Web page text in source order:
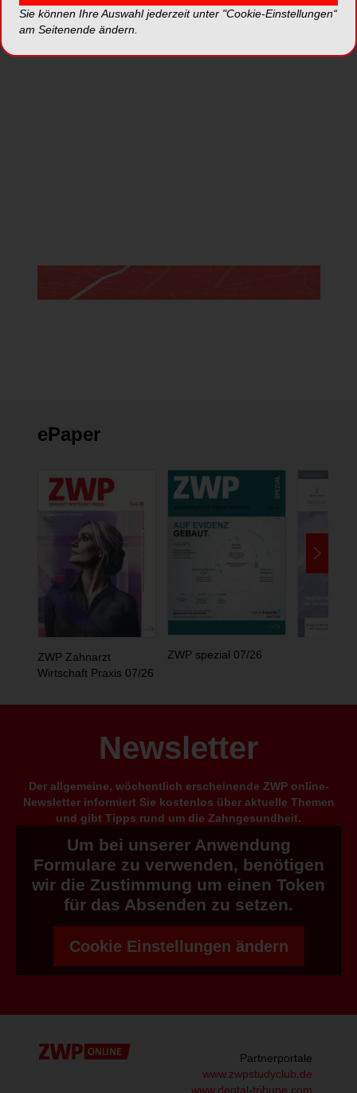
EVENT*
ePaper
ZWP Zahnarzt
Wirtschaft Praxis 07/26
ZWP spezial 07/26
Newsletter
Der allgemeine, wöchentlich erscheinende ZWP online-
Newsletter informiert Sie kostenlos über aktuelle Themen
und gibt Tipps rund um die Zahngesundheit.
Um bei unserer Anwendung
Formulare zu verwenden, benötigen
wir die Zustimmung um einen Token
für das Absenden zu setzen.
Cookie Einstellungen ändern
Partnerportale
www.zwpstudyclub.de
www.dental-tribune.com
Sie können Ihre Auswahl jederzeit unter "Cookie-Einstellungen“
am Seitenende ändern.